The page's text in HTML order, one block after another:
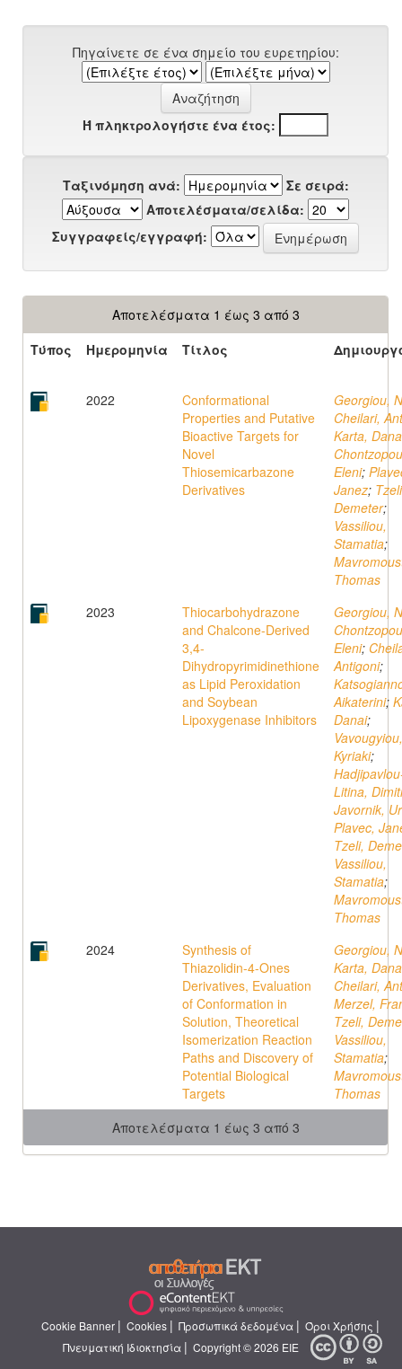
Πηγαίνετε σε ένα σημείο του ευρετηρίου:
Ή πληκτρολογήστε ένα έτος:
Ταξινόμηση ανά:
Σε σειρά:
Αποτελέσματα/σελίδα:
Συγγραφείς/εγγραφή:
Αποτελέσματα 1 έως 3 από 3
Τύπος
Ημερομηνία Τίτλος
2022
Conformational
Properties and Putative
Bioactive Targets for
Novel
Thiosemicarbazone
Derivatives
Georgiou,
Cheilari,
Karta,
Eleni;
Janez;
Demeter;
Vassiliou,
Stamatia;
Thomas
2023
Thiocarbohydrazone
and Chalcone-Derived
3,4-
Dihydropyrimidinethione
as Lipid Peroxidation
and Soybean
Lipoxygenase Inhibitors
Georgiou,
Eleni;
Antigoni;
Aikaterini;
Danai;
Vavougyiou,
Kyriaki;
Litina,
Javornik,
Plavec,
Tzeli,
Vassiliou,
Stamatia;
Thomas
2024
Synthesis of
Thiazolidin-4-Ones
Derivatives, Evaluation
of Conformation in
Solution, Theoretical
Isomerization Reaction
Paths and Discovery of
Potential Biological
Targets
Georgiou,
Karta,
Cheilari,
Merzel,
Tzeli,
Vassiliou,
Stamatia;
Thomas
Αποτελέσματα 1 έως 3 από 3
Cookie Banner | Cookies | Προσωπικά δεδομένα | Όροι Χρήσης |
Πνευματική Ιδιοκτησία | Copyright © 2026 ΕΙΕ